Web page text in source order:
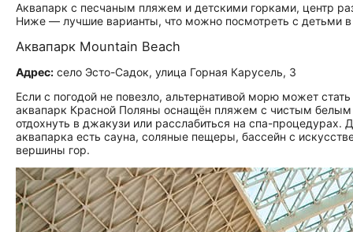
Аквапарк с песчаным пляжем и детскими горками, центр
Ниже — лучшие варианты, что можно посмотреть с детьми
Аквапарк Mountain Beach
Адрес: село Эсто-Садок, улица Горная Карусель, 3
Если с погодой не повезло, альтернативой морю может
аквапарк Красной Поляны оснащён пляжем с чистым
отдохнуть в джакузи или расслабиться на спа-процедурах.
аквапарка есть сауна, соляные пещеры, бассейн с
вершины гор.